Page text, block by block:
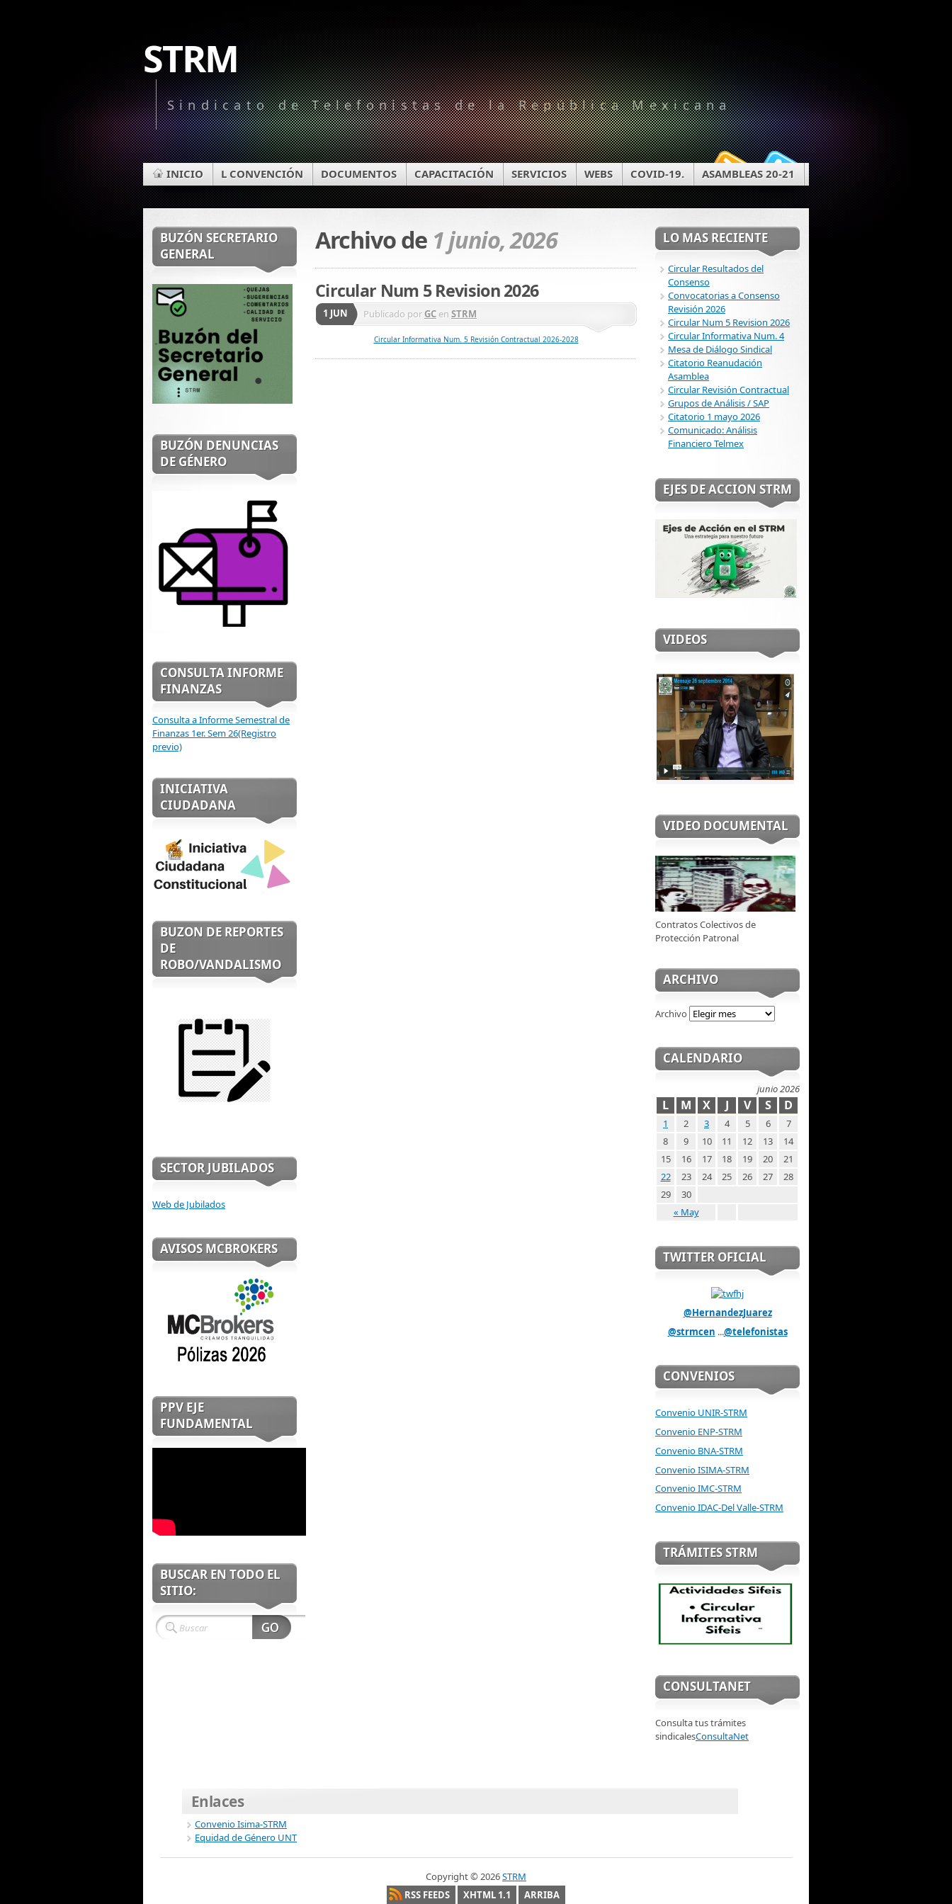
STRM
Sindicato de Telefonistas de la República Mexicana
INICIO L CONVENCIÓN DOCUMENTOS CAPACITACIÓN SERVICIOS WEBS COVID-19. ASAMBLEAS 20-21
Archivo de 1 junio, 2026
Circular Num 5 Revision 2026
1 JUN Publicado por GC en STRM
Circular Informativa Num. 5 Revisión Contractual 2026-2028
BUZÓN SECRETARIO
GENERAL
BUZÓN DENUNCIAS
DE GÉNERO
CONSULTA INFORME
FINANZAS
Consulta a Informe Semestral de
Finanzas 1er. Sem 26(Registro
previo)
INICIATIVA
CIUDADANA
BUZON DE REPORTES
DE
ROBO/VANDALISMO
SECTOR JUBILADOS
Web de Jubilados
AVISOS MCBROKERS
PPV EJE
FUNDAMENTAL
BUSCAR EN TODO EL
SITIO:
LO MAS RECIENTE
Circular Resultados del
Consenso
Convocatorias a Consenso
Revisión 2026
Circular Num 5 Revision 2026
Circular Informativa Num. 4
Mesa de Diálogo Sindical
Citatorio Reanudación
Asamblea
Circular Revisión Contractual
Grupos de Análisis / SAP
Citatorio 1 mayo 2026
Comunicado: Análisis
Financiero Telmex
EJES DE ACCION STRM
VIDEOS
VIDEO DOCUMENTAL
Contratos Colectivos de
Protección Patronal
ARCHIVO
Archivo
CALENDARIO
junio 2026
L M X J V S D
« May
1 2 3 4 5 6
7
8
9 10 11 12 13
14
15
16 17 18 19 20
21
22
23 24 25 26 27
28
29
30
TWITTER OFICIAL
@HernandezJuarez
@strmcen ...@telefonistas
CONVENIOS
Convenio UNIR-STRM
Convenio ENP-STRM
Convenio BNA-STRM
Convenio ISIMA-STRM
Convenio IMC-STRM
Convenio IDAC-Del Valle-STRM
TRÁMITES STRM
CONSULTANET
Consulta tus trámites
sindicalesConsultaNet
Enlaces
Convenio Isima-STRM
Equidad de Género UNT
Copyright © 2026STRM
RSS FEEDS
XHTML 1.1 ARRIBA